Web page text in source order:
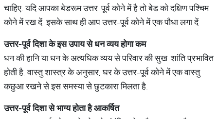
चाहिए. यदि आपका बेडरूम उत्तर-पूर्व कोने में है तो बेड को दक्षिण पश्चिम
कोने में रख दें. इसके साथ ही आप उत्तर-पूर्व कोने में एक पौधा लगा दें.
उत्तर-पूर्व दिशा के इस उपाय से धन व्यय होगा कम
धन की हानि या धन के अत्यधिक व्यय से परिवार की सुख-शांति प्रभावित
होती है. वास्तु शास्त्र के अनुसार, घर के उत्तर-पूर्व कोने में एक वास्तु
कछुआ रखने से इस समस्या से छुटकारा मिलता है.
उत्तर-पूर्व दिशा से भाग्य होता है आकर्षित